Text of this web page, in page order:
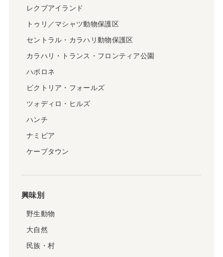
レクブアイランド
トゥリ／マシャツ動物保護区
セントラル・カラハリ動物保護区
カラハリ・トランス・フロンティア公園
ハボロネ
ビクトリア・フォールズ
ツォディロ・ヒルズ
ハンチ
ナミビア
ケープタウン
興味別
野生動物
大自然
民族・村